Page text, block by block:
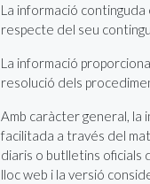
La informació
respecte del seu
La informació
resolució dels
Amb caràcter general, la
facilitada a través del
diaris o butlletins oficials
lloc web i la versió